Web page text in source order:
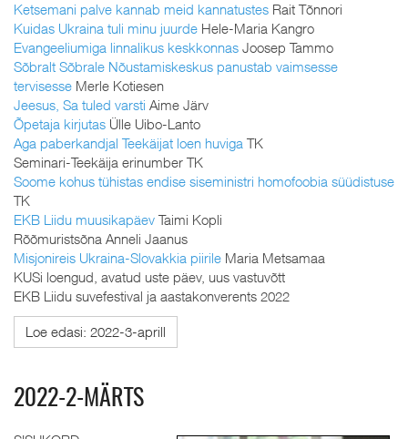
Ketsemani palve kannab meid kannatustes Rait Tõnnori
Kuidas Ukraina tuli minu juurde Hele-Maria Kangro
Evangeeliumiga linnalikus keskkonnas Joosep Tammo
Sõbralt Sõbrale Nõustamiskeskus panustab vaimsesse
tervisesse Merle Kotiesen
Jeesus, Sa tuled varsti Aime Järv
Õpetaja kirjutas Ülle Uibo-Lanto
Aga paberkandjal Teekäijat loen huviga TK
Seminari-Teekäija erinumber TK
Soome kohus tühistas endise siseministri homofoobia süüdistuse
TK
EKB Liidu muusikapäev Taimi Kopli
Rõõmuristsõna Anneli Jaanus
Misjonireis Ukraina-Slovakkia piirile Maria Metsamaa
KUSi loengud, avatud uste päev, uus vastuvõtt
EKB Liidu suvefestival ja aastakonverents 2022
Loe edasi: 2022-3-aprill
2022-2-MÄRTS